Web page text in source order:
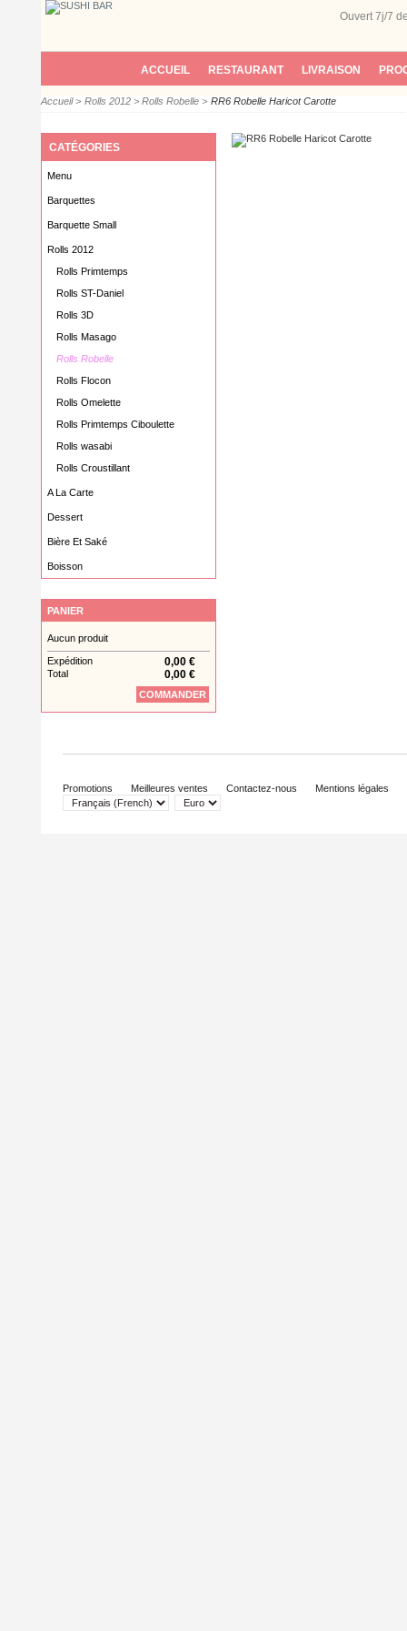
Ouvert 7j/7
ACCUEIL RESTAURANT LIVRAISON
Accueil > Rolls 2012 > Rolls Robelle > RR6 Robelle Haricot Carotte
CATÉGORIES
Menu
Barquettes
Barquette Small
Rolls 2012
Rolls Primtemps
Rolls ST-Daniel
Rolls 3D
Rolls Masago
Rolls Robelle
Rolls Flocon
Rolls Omelette
Rolls Primtemps Ciboulette
Rolls wasabi
Rolls Croustillant
A La Carte
Dessert
Bière Et Saké
Boisson
PANIER
Aucun produit
Expédition 0,00 €
Total 0,00 €
COMMANDER
Promotions Meilleures ventes Contactez-nous Mentions légales